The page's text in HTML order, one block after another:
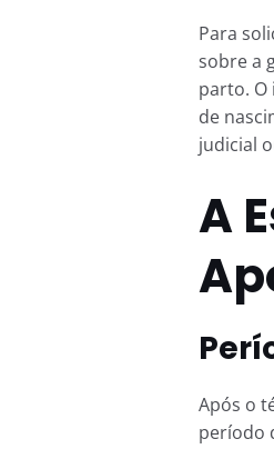
Para
sobre a
parto. O
de
judicial
A
Após o
período